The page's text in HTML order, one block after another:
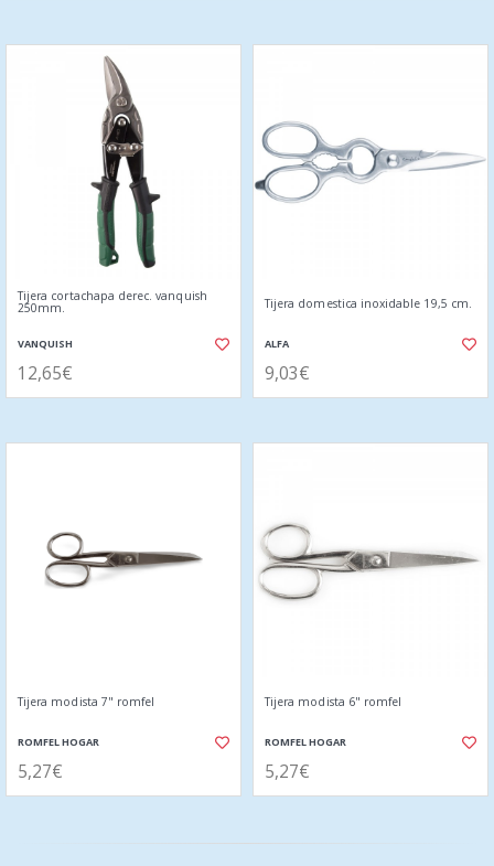
Tijera cortachapa derec. vanquish
250mm.
VANQUISH
12,65€
Tijera domestica inoxidable 19,5 cm.
ALFA
9,03€
Tijera modista 7" romfel
ROMFEL HOGAR
5,27€
Tijera modista 6" romfel
ROMFEL HOGAR
5,27€